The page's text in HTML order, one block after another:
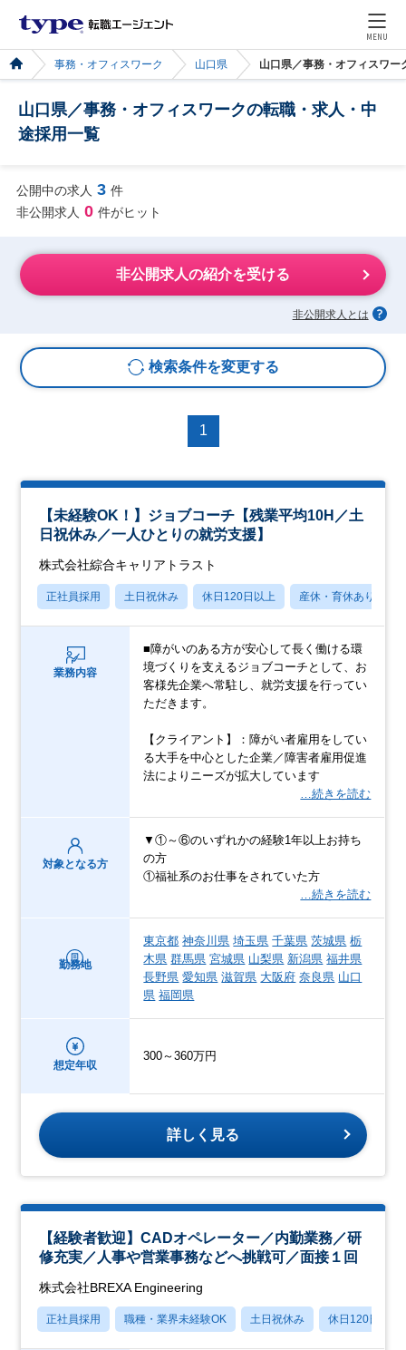
MENU
事務・オフィスワーク 山口県 山口県／事務・オフィスワー
山口県／事務・オフィスワークの転職・求人・中
途採用一覧
公開中の求人 3 件
非公開求人 0 件がヒット
非公開求人の紹介を受ける
非公開求人とは
検索条件を変更する
1
【未経験OK！】ジョブコーチ【残業平均10H／土
日祝休み／一人ひとりの就労支援】
株式会社綜合キャリアトラスト
正社員採用 土日祝休み 休日120日以上 産休・育休あり
業務内容
■障がいのある方が安心して長く働ける環
境づくりを支えるジョブコーチとして、お
客様先企業へ常駐し、就労支援を行ってい
ただきます。
【クライアント】：障がい者雇用をしてい
る大手を中心とした企業／障害者雇用促進
法によりニーズが拡大しています
…続きを読む
対象となる方
▼①～⑥のいずれかの経験1年以上お持ち
の方
①福祉系のお仕事をされていた方
…続きを読む
勤務地
東京都 神奈川県 埼玉県 千葉県 茨城県 栃
木県 群馬県 宮城県 山梨県 新潟県 福井県
長野県 愛知県 滋賀県 大阪府 奈良県 山口
県 福岡県
想定年収
300～360万円
詳しく見る
【経験者歓迎】CADオペレーター／内勤業務／研
修充実／人事や営業事務などへ挑戦可／面接１回
株式会社BREXA Engineering
正社員採用 職種・業界未経験OK 土日祝休み 休日120日以上